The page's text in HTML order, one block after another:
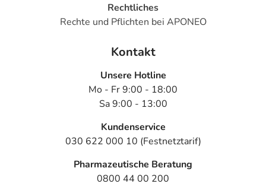
Rechtliches
Rechte und Pflichten bei APONEO
Kontakt
Unsere Hotline
Mo - Fr 9:00 - 18:00
Sa 9:00 - 13:00
Kundenservice
030 622 000 10 (Festnetztarif)
Pharmazeutische Beratung
0800 44 00 200